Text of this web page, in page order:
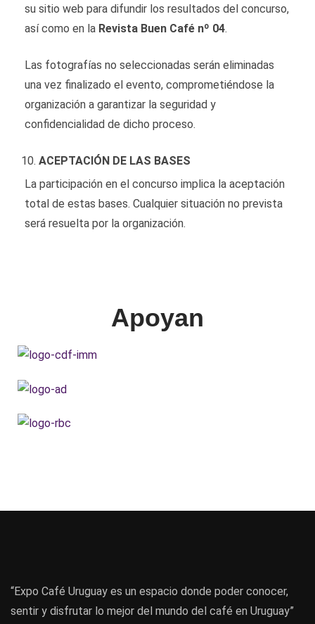
su sitio web para difundir los resultados del concurso,
así como en la Revista Buen Café nº 04.
Las fotografías no seleccionadas serán eliminadas
una vez finalizado el evento, comprometiéndose la
organización a garantizar la seguridad y
confidencialidad de dicho proceso.
ACEPTACIÓN DE LAS BASES
La participación en el concurso implica la aceptación
total de estas bases. Cualquier situación no prevista
será resuelta por la organización.
Apoyan
“Expo Café Uruguay es un espacio donde poder conocer,
sentir y disfrutar lo mejor del mundo del café en Uruguay”